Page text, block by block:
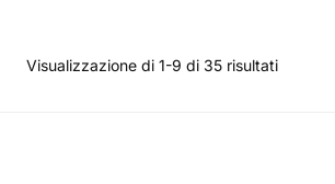
Visualizzazione di 1-9 di 35 risultati